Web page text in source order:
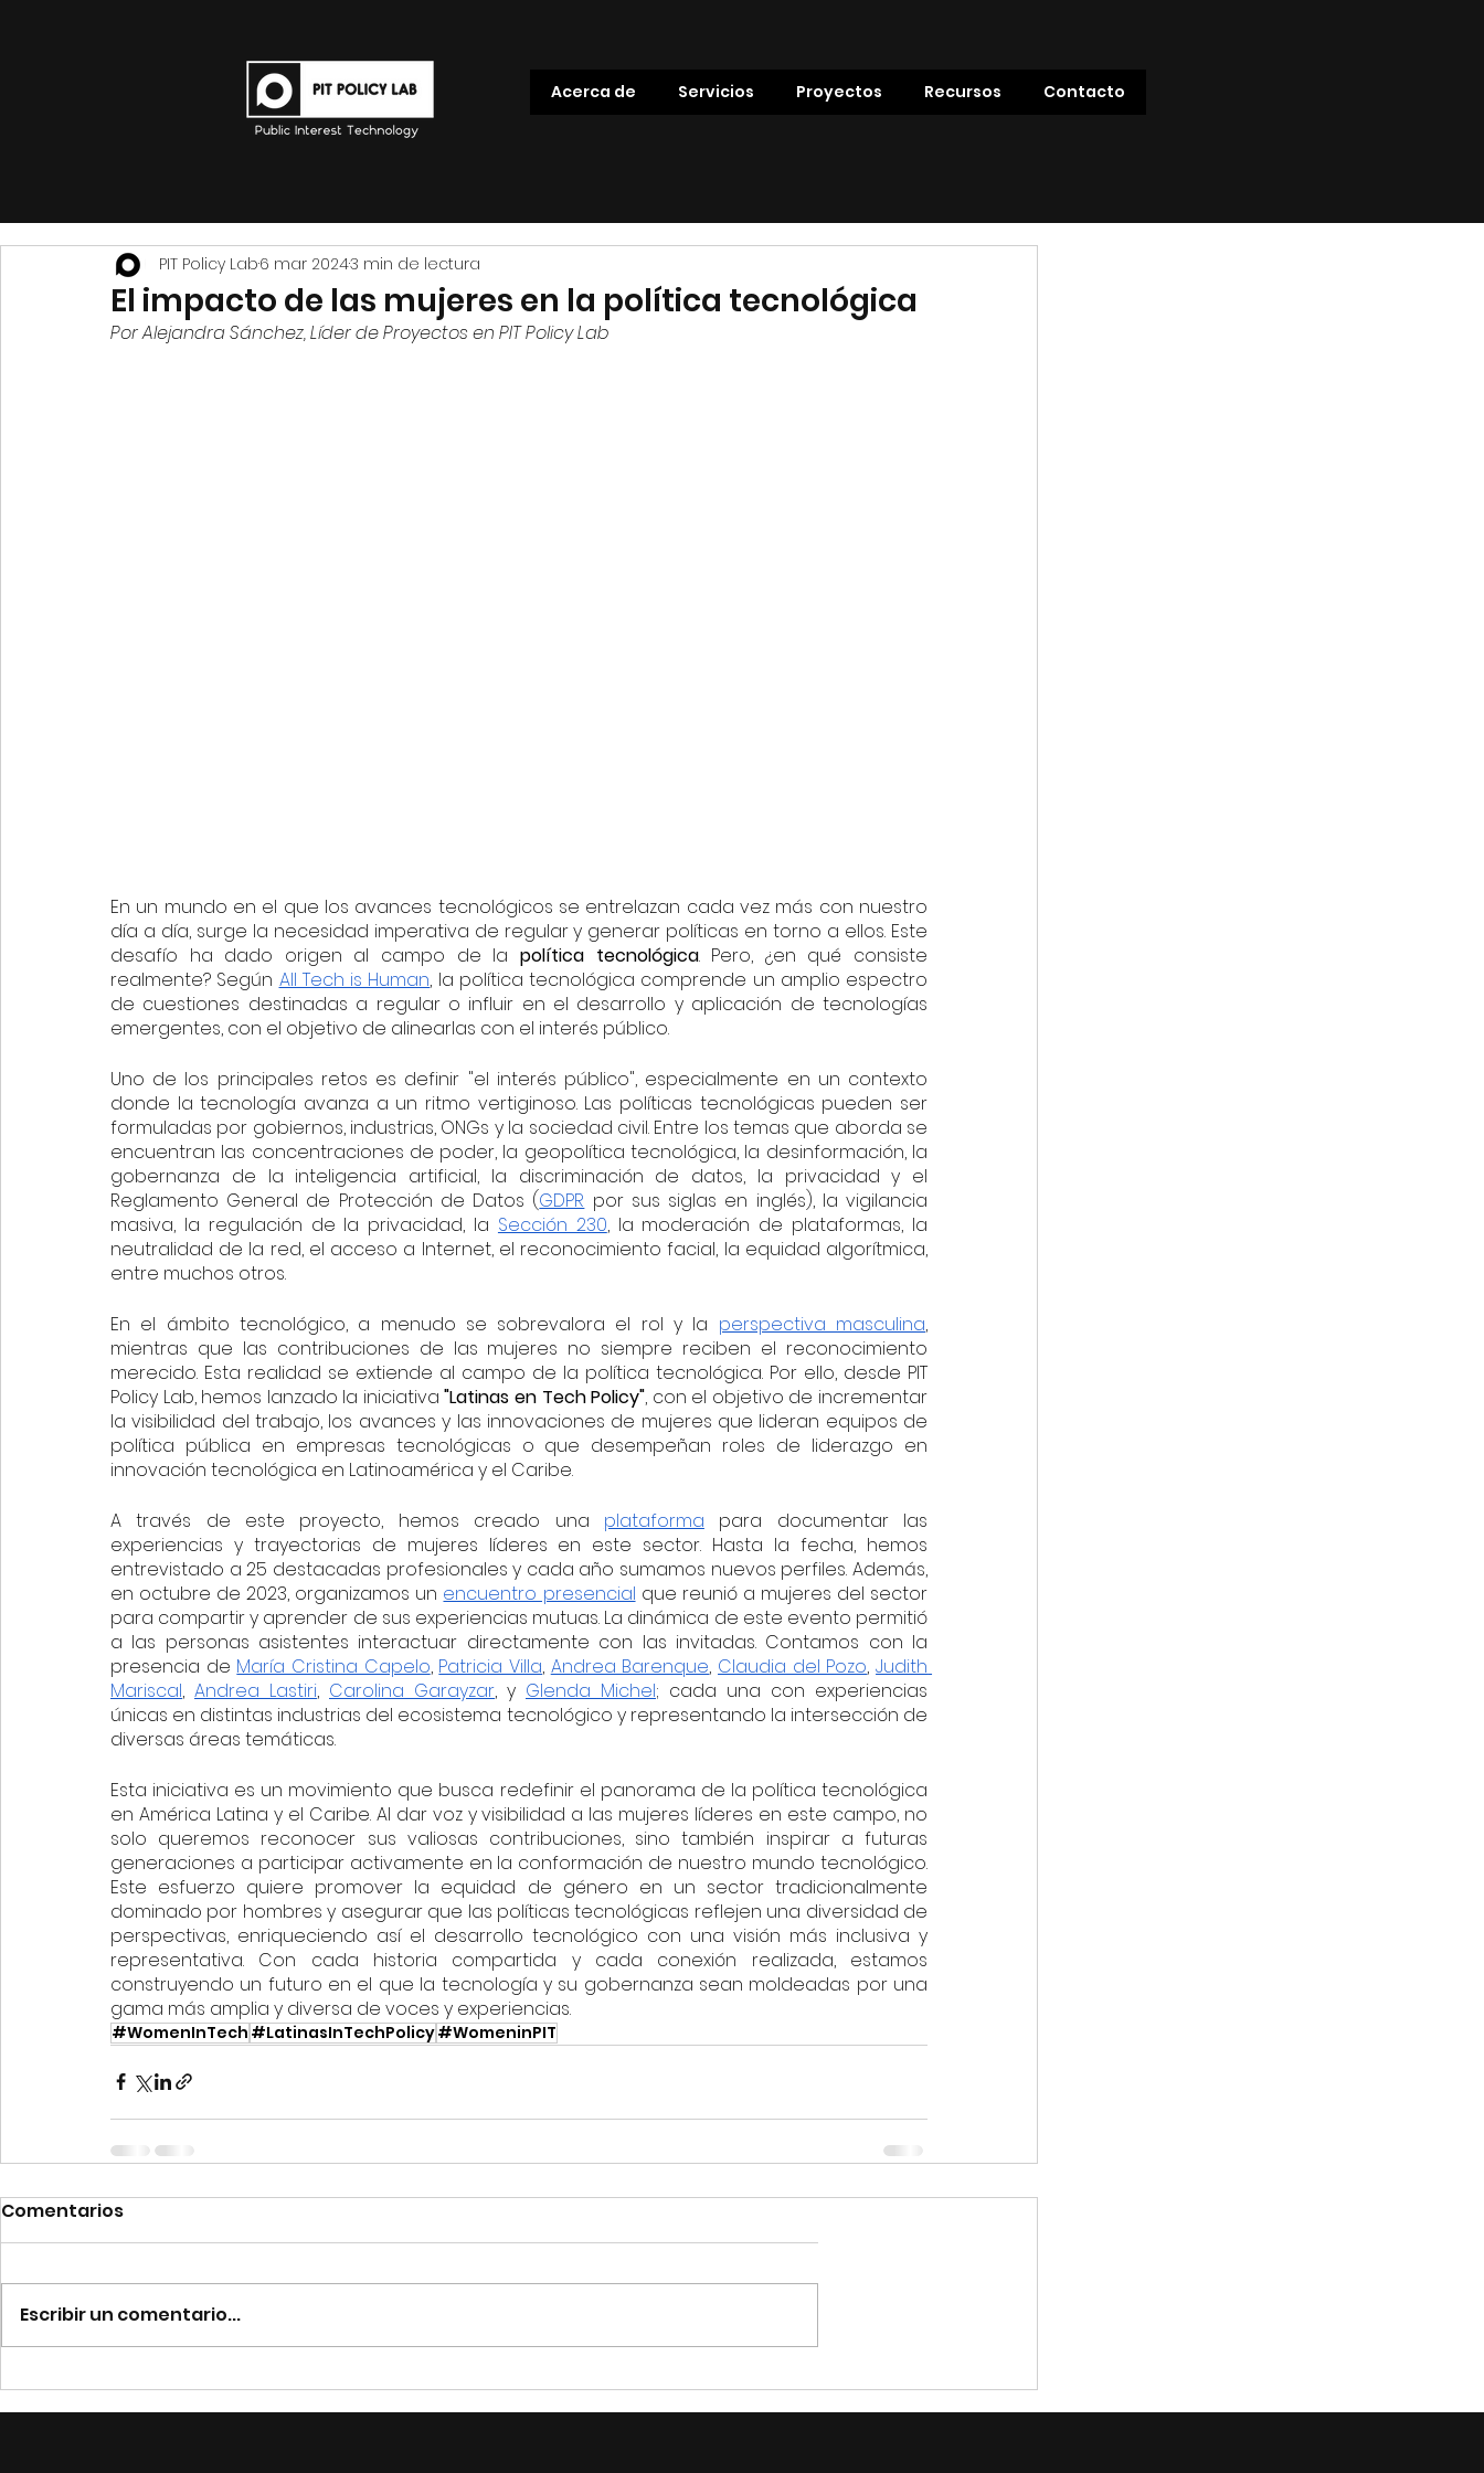
Acerca de Servicios Proyectos Recursos Contacto
El impacto de las mujeres en la política tecnológica
PIT Policy Lab6 mar 20243 min de lectura
Por Alejandra Sánchez, Líder de Proyectos en PIT Policy Lab
En un mundo en el que los avances tecnológicos se entrelazan cada vez más con nuestro
día a día, surge la necesidad imperativa de regular y generar políticas en torno a ellos. Este
desafío ha dado origen al campo de la política tecnológica. Pero, ¿en qué consiste
realmente? Según All Tech is Human, la política tecnológica comprende un amplio espectro
de cuestiones destinadas a regular o influir en el desarrollo y aplicación de tecnologías
emergentes, con el objetivo de alinearlas con el interés público.
Uno de los principales retos es definir "el interés público", especialmente en un contexto
donde la tecnología avanza a un ritmo vertiginoso. Las políticas tecnológicas pueden ser
formuladas por gobiernos, industrias, ONGs y la sociedad civil. Entre los temas que aborda se
encuentran las concentraciones de poder, la geopolítica tecnológica, la desinformación, la
gobernanza de la inteligencia artificial, la discriminación de datos, la privacidad y el
Reglamento General de Protección de Datos (GDPR por sus siglas en inglés), la vigilancia
masiva, la regulación de la privacidad, la Sección 230, la moderación de plataformas, la
neutralidad de la red, el acceso a Internet, el reconocimiento facial, la equidad algorítmica,
entre muchos otros.
En el ámbito tecnológico, a menudo se sobrevalora el rol y la perspectiva masculina,
mientras que las contribuciones de las mujeres no siempre reciben el reconocimiento
merecido. Esta realidad se extiende al campo de la política tecnológica. Por ello, desde PIT
Policy Lab, hemos lanzado la iniciativa "Latinas en Tech Policy", con el objetivo de incrementar
la visibilidad del trabajo, los avances y las innovaciones de mujeres que lideran equipos de
política pública en empresas tecnológicas o que desempeñan roles de liderazgo en
innovación tecnológica en Latinoamérica y el Caribe.
A través de este proyecto, hemos creado una plataforma para documentar las
experiencias y trayectorias de mujeres líderes en este sector. Hasta la fecha, hemos
entrevistado a 25 destacadas profesionales y cada año sumamos nuevos perfiles. Además,
en octubre de 2023, organizamos un encuentro presencial que reunió a mujeres del sector
para compartir y aprender de sus experiencias mutuas. La dinámica de este evento permitió
a las personas asistentes interactuar directamente con las invitadas. Contamos con la
presencia de María Cristina Capelo, Patricia Villa, Andrea Barenque, Claudia del Pozo, Judith
Mariscal, Andrea Lastiri, Carolina Garayzar, y Glenda Michel; cada una con experiencias
únicas en distintas industrias del ecosistema tecnológico y representando la intersección de
diversas áreas temáticas.
Esta iniciativa es un movimiento que busca redefinir el panorama de la política tecnológica
en América Latina y el Caribe. Al dar voz y visibilidad a las mujeres líderes en este campo, no
solo queremos reconocer sus valiosas contribuciones, sino también inspirar a futuras
generaciones a participar activamente en la conformación de nuestro mundo tecnológico.
Este esfuerzo quiere promover la equidad de género en un sector tradicionalmente
dominado por hombres y asegurar que las políticas tecnológicas reflejen una diversidad de
perspectivas, enriqueciendo así el desarrollo tecnológico con una visión más inclusiva y
representativa. Con cada historia compartida y cada conexión realizada, estamos
construyendo un futuro en el que la tecnología y su gobernanza sean moldeadas por una
gama más amplia y diversa de voces y experiencias.
#WomenInTech #LatinasInTechPolicy#WomeninPIT
Comentarios
Escribir un comentario...